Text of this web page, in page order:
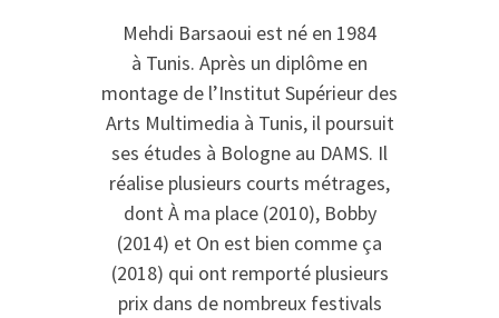
Mehdi Barsaoui est né en 1984
à Tunis. Après un diplôme en
montage de l’Institut Supérieur des
Arts Multimedia à Tunis, il poursuit
ses études à Bologne au DAMS. Il
réalise plusieurs courts métrages,
dont À ma place (2010), Bobby
(2014) et On est bien comme ça
(2018) qui ont remporté plusieurs
prix dans de nombreux festivals